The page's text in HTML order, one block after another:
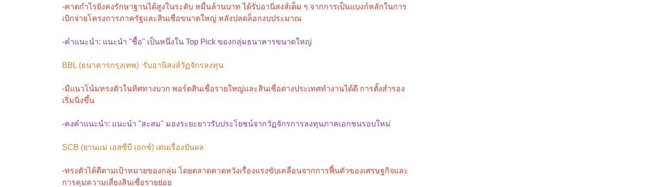
-คาดกำไรยังคงรักษาฐานได้สูงในระดับ หมื่นล้านบาท ได้รับอานิสงส์เต็ม ๆ จากการเป็นแบงก์หลักในการ
เบิกจ่ายโครงการภาครัฐและสินเชื่อขนาดใหญ่ หลังปลดล็อกงบประมาณ
-คำแนะนำ: แนะนำ "ซื้อ" เป็นหนึ่งใน Top Pick ของกลุ่มธนาคารขนาดใหญ่
BBL (ธนาคารกรุงเทพ) รับอานิสงส์วัฏจักรลงทุน
-มีแนวโน้มทรงตัวในทิศทางบวก พอร์ตสินเชื่อรายใหญ่และสินเชื่อต่างประเทศทำงานได้ดี การตั้งสำรอง
เริ่มนิ่งขึ้น
-คงคำแนะนำ: แนะนำ "สะสม" มองระยะยาวรับประโยชน์จากวัฏจักรการลงทุนภาคเอกชนรอบใหม่
SCB (ยานแม่ เอสซีบี เอกซ์) เด่นเรื่องปันผล
-ทรงตัวได้ดีตามเป้าหมายของกลุ่ม โดยตลาดคาดหวังเรื่องแรงขับเคลื่อนจากการฟื้นตัวของเศรษฐกิจและ
การคุมความเสี่ยงสินเชื่อรายย่อย